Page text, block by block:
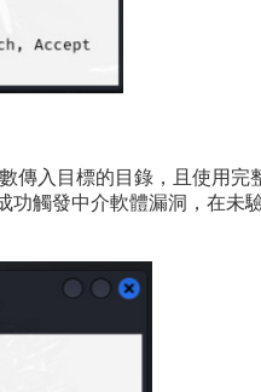
傳入目標的目錄，且使用完
觸發中介軟體漏洞，在未